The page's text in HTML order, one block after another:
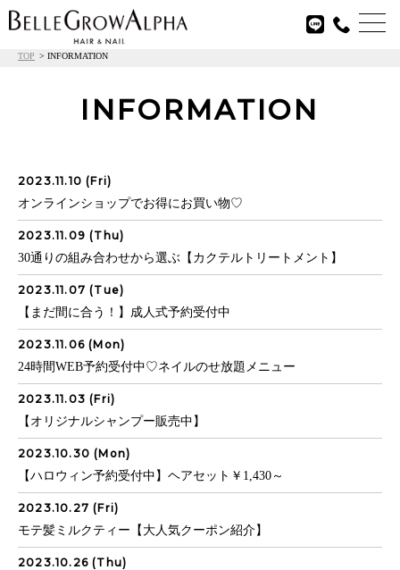

TOP INFORMATION
INFORMATION
2023.11.10 (Fri)
オンラインショップでお得にお買い物♡
2023.11.09 (Thu)
30通りの組み合わせから選ぶ【カクテルトリートメント】
2023.11.07 (Tue)
【まだ間に合う！】成人式予約受付中
2023.11.06 (Mon)
24時間WEB予約受付中♡ネイルのせ放題メニュー
2023.11.03 (Fri)
【オリジナルシャンプー販売中】
2023.10.30 (Mon)
【ハロウィン予約受付中】ヘアセット￥1,430～
2023.10.27 (Fri)
モテ髪ミルクティー【大人気クーポン紹介】
2023.10.26 (Thu)